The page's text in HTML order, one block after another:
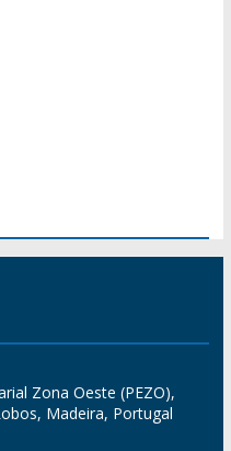
Zona Oeste (PEZO),
Madeira, Portugal